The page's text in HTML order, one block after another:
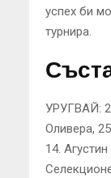
успех би
турнира.
УРУГВАЙ:
Оливера,
14.